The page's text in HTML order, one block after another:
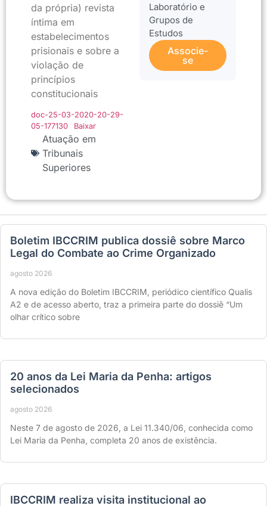
da própria) revista
íntima em
estabelecimentos
prisionais e sobre a
violação de
princípios
constitucionais
doc-25-03-2020-20-29-
05-177130
Baixar
Atuação em
Tribunais
Superiores
Laboratório e
Grupos de
Estudos
Associe-
se
Boletim IBCCRIM publica dossiê sobre Marco
Legal do Combate ao Crime Organizado
agosto 2026
A nova edição do Boletim IBCCRIM, periódico científico Qualis
A2 e de acesso aberto, traz a primeira parte do dossiê “Um
olhar crítico sobre
20 anos da Lei Maria da Penha: artigos
selecionados
agosto 2026
Neste 7 de agosto de 2026, a Lei 11.340/06, conhecida como
Lei Maria da Penha, completa 20 anos de existência.
IBCCRIM realiza visita institucional ao